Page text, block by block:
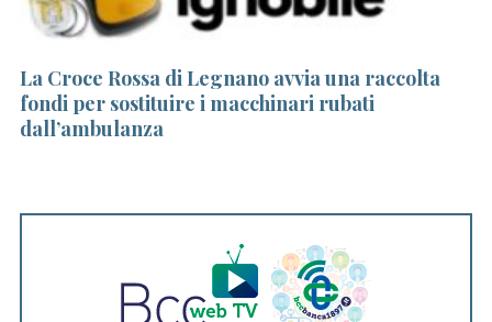
La Croce Rossa di Legnano avvia una raccolta
fondi per sostituire i macchinari rubati
dall’ambulanza